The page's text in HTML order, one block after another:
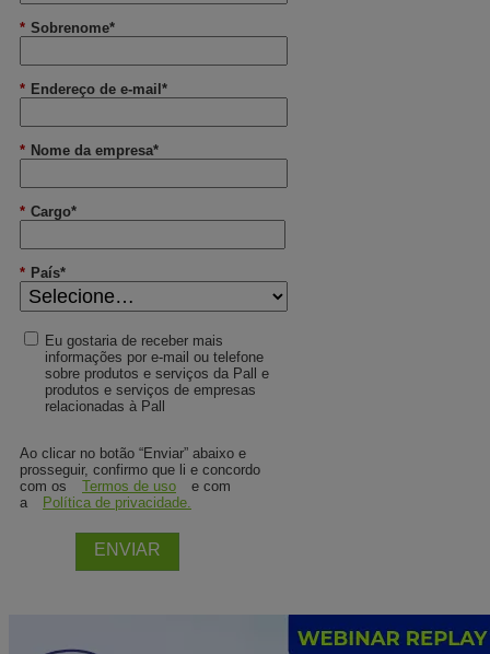
* Sobrenome*
* Endereço de e-mail*
* Nome da empresa*
* Cargo*
* País*
Eu gostaria de receber mais
informações por e-mail ou telefone
sobre produtos e serviços da Pall e
produtos e serviços de empresas
relacionadas à Pall
Ao clicar no botão “Enviar” abaixo e
prosseguir, confirmo que li e concordo
com os
Termos de uso
e com
a
Política de privacidade.
ENVIAR